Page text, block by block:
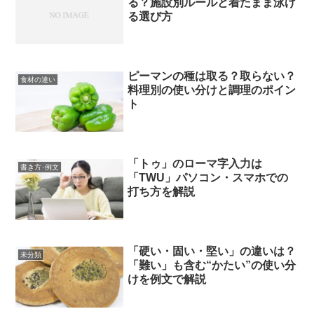
る？施設別ルールと着たまま泳げ
る選び方
食材の違い
ピーマンの種は取る？取らない？
料理別の使い分けと調理のポイン
ト
書き方･例文
「トゥ」のローマ字入力は
「TWU」パソコン・スマホでの
打ち方を解説
未分類
「硬い・固い・堅い」の違いは？
「難い」も含む“かたい”の使い分
けを例文で解説